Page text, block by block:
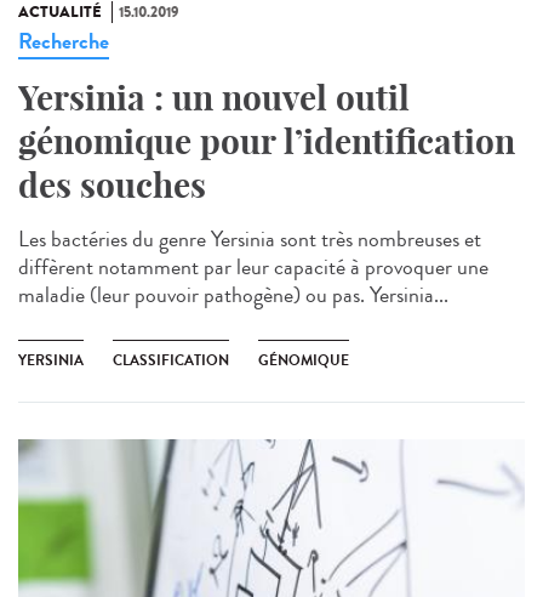
ACTUALITÉ 15.10.2019
Recherche
Yersinia : un nouvel outil
génomique pour l’identification
des souches
Les bactéries du genre Yersinia sont très nombreuses et
diffèrent notamment par leur capacité à provoquer une
maladie (leur pouvoir pathogène) ou pas. Yersinia...
YERSINIA CLASSIFICATION GÉNOMIQUE